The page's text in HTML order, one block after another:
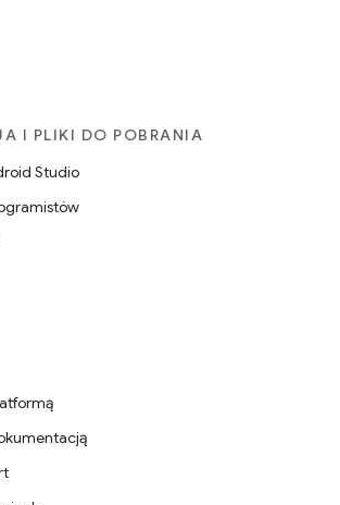
I PLIKI DO POBRANIA
Studio